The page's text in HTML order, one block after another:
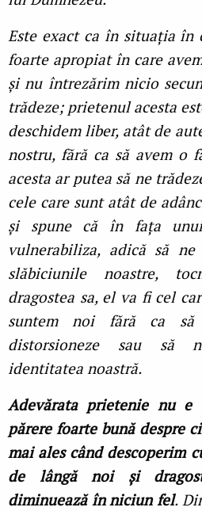
Este exact ca în situația în
foarte apropiat în care
și nu întrezărim nicio
trădeze; prietenul acesta
deschidem liber, atât de
nostru, fără ca să avem o
acesta ar putea să ne
cele care sunt atât de
și spune că în fața
vulnerabiliza, adică să
slăbiciunile noastre,
dragostea sa, el va fi cel
suntem noi fără ca
distorsioneze sau să
identitatea noastră.
Adevărata prietenie nu
părere foarte bună despre
mai ales când descoperim
de lângă noi și
diminuează în niciun fel.